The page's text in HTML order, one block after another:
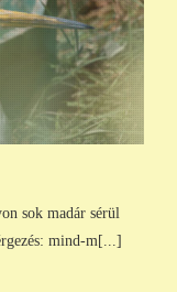
sok madár sérül
mind-m[...]